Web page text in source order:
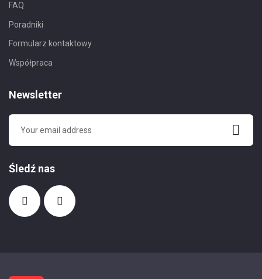
FAQ
Poradniki
Formularz kontaktowy
Współpraca
Newsletter
Śledź nas